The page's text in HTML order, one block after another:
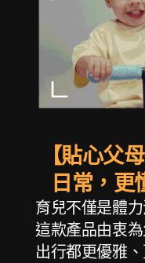
【貼心父
日常，更
育兒不僅是體
這款產品由衷
出行都更優雅、